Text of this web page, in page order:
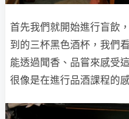
首先我們就開始進行盲飲
到的三杯黑色酒杯，我們
能透過聞香、品嘗來感受
很像是在進行品酒課程的